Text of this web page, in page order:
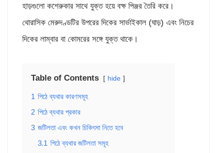
হাড়গুলো কশেরুকার সাথে যুক্ত হয়ে বক্ষ পিঞ্জর তৈরি করে।
থোরাসিক মেরুদণ্ডটির উপরের দিকের সার্ভাইকাল (ঘাড়) এবং নিচের
দিকের লাম্বার বা কোমরের সঙ্গে যুক্ত থাকে।
Table of Contents hide
1 পিঠে ব্যথার কারণসমূহ
2 পিঠে ব্যথার প্রকার
3 জটিলতা এবং কখন চিকিৎসা নিতে হবে
3.1 পিঠে ব্যথার জটিলতা সমূহ